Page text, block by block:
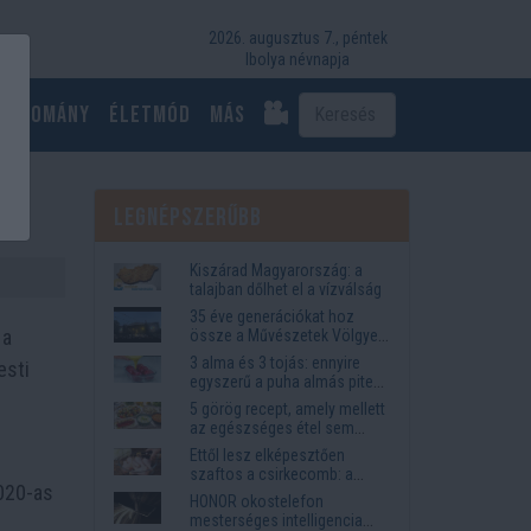
2026. augusztus 7., péntek
Ibolya névnapja
Tudomány Életmód más
as
Kiszárad Magyarország: a
talajban dőlhet el a vízválság
35 éve generációkat hoz
össze a Művészetek Völgye
– megvan a 2027-es időpont
és a bérletár
3 alma és 3 tojás: ennyire
egyszerű a puha almás pite
titka
5 görög recept, amely mellett
az egészséges étel sem
tűnik lemondásnak
Ettől lesz elképesztően
szaftos a csirkecomb: a
sörös pác a titok
HONOR okostelefon
mesterséges intelligencia